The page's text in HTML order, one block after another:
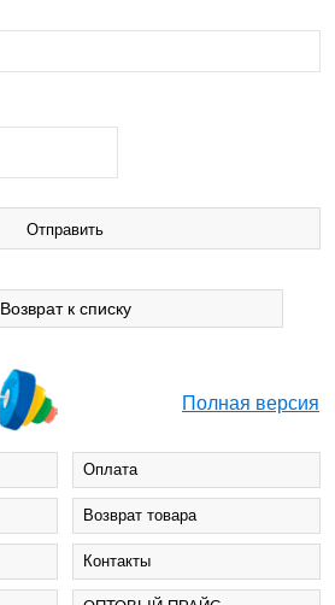
Возврат к списку
Полная версия
Оплата
Возврат товара
Контакты